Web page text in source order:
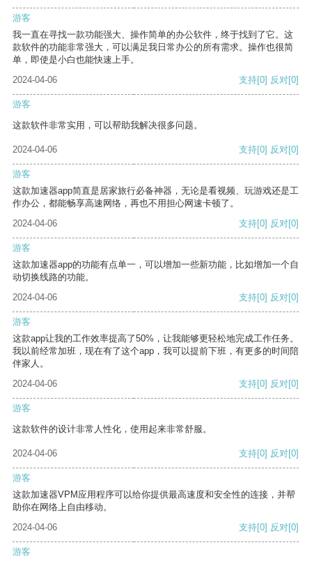
游客
我一直在寻找一款功能强大、操作简单的办公软件，终于找到了它。这
款软件的功能非常强大，可以满足我日常办公的所有需求。操作也很简
单，即使是小白也能快速上手。
2024-04-06
支持[0] 反对[0]
游客
这款软件非常实用，可以帮助我解决很多问题。
2024-04-06 支持[0] 反对[0]
游客
这款加速器app简直是居家旅行必备神器，无论是看视频、玩游戏还是工
作办公，都能畅享高速网络，再也不用担心网速卡顿了。
2024-04-06
支持[0] 反对[0]
游客
这款加速器app的功能有点单一，可以增加一些新功能，比如增加一个自
动切换线路的功能。
2024-04-06
支持[0] 反对[0]
游客
这款app让我的工作效率提高了50%，让我能够更轻松地完成工作任务。
我以前经常加班，现在有了这个app，我可以提前下班，有更多的时间陪
伴家人。
2024-04-06
支持[0] 反对[0]
游客
这款软件的设计非常人性化，使用起来非常舒服。
2024-04-06 支持[0] 反对[0]
游客
这款加速器VPM应用程序可以给你提供最高速度和安全性的连接，并帮
助你在网络上自由移动。
2024-04-06
支持[0] 反对[0]
游客